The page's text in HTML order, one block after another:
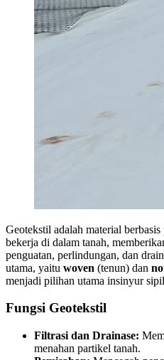
Geotekstil adalah material
bekerja di dalam tanah,
penguatan, perlindungan, dan
utama, yaitu woven (tenun) dan
menjadi pilihan utama insinyur
Fungsi Geotekstil
Filtrasi dan Drainase:
menahan partikel tanah.